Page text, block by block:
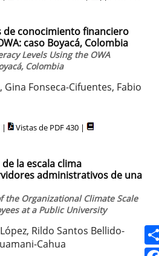
de conocimiento financiero
caso Boyacá, Colombia
Levels Using the OWA
Colombia
Gina Fonseca-Cifuentes, Fabio
| Vistas de PDF 430 |
la escala clima
administrativos de una
the Organizational Climate Scale
at a Public University
Rildo Santos Bellido-
Cahua